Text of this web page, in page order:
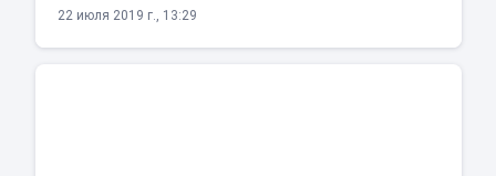
22 июля 2019 г., 13:29